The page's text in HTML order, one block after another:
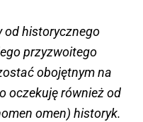
od historycznego
przyzwoitego
obojętnym na
oczekuję również od
omen) historyk.